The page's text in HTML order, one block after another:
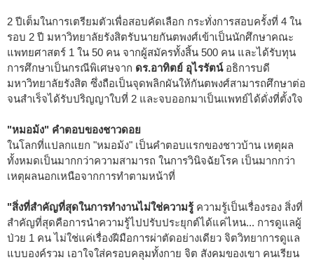
2 ปีเต็มในการเตรียมตัวเพื่อสอบคัดเลือก กระทั่งการสอบครั้งที่ 4 ใน
รอบ 2 ปี มหาวิทยาลัยรังสิตรับนายกันตพงศ์เข้าเป็นนักศึกษาคณะ
แพทยศาสตร์ 1 ใน 50 คน จากผู้สมัครทั้งสิ้น 500 คน และได้รับทุน
การศึกษาเป็นกรณีพิเศษจาก ดร.อาทิตย์ อุไรรัตน์อธิการบดี
มหาวิทยาลัยรังสิต ซึ่งถือเป็นจุดพลิกผันให้กันตพงศ์สามารถศึกษาต่อ
จนสำเร็จได้รับปริญญาใบที่ 2 และจบออกมาเป็นแพทย์ได้ดั่งที่ตั้งใจ
"หมอม้ง" คำตอบของชาวดอย
ในโลกที่แปลกแยก "หมอม้ง" เป็นคำตอบแรกของชาวบ้าน เหตุผล
ทั้งหมดเป็นมากกว่าความสามารถ ในการวินิจฉัยโรค เป็นมากกว่า
เหตุผลนอกเหนือจากการทำตามหน้าที่
"สิ่งที่สำคัญที่สุดในการทำงานไม่ใช่ความรู้ความรู้เป็นเรื่องรอง สิ่งที่
สำคัญที่สุดคือการนำความรู้ไปปรับประยุกต์ได้แค่ไหน... การดูแลผู้
ป่วย 1 คน ไม่ใช่แค่เรื่องฝีมือการผ่าตัดอย่างเดียว จิตวิทยาการดูแล
แบบองค์รวม เอาใจใส่ครอบคลุมทั้งกาย จิต สังคมของเขา คนเรียน